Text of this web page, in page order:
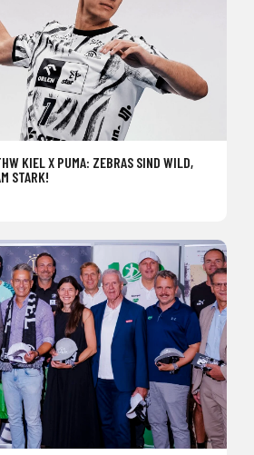
KIEL X PUMA: ZEBRAS SIND WILD,
STARK!